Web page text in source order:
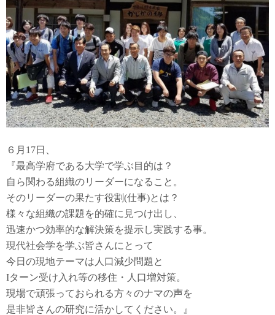
６月17日、
『最高学府である大学で学ぶ目的は？
自ら関わる組織のリーダーになること。
そのリーダーの果たす役割(仕事)とは？
様々な組織の課題を的確に見つけ出し、
迅速かつ効率的な解決策を提示し実践する事。
現代社会学を学ぶ皆さんにとって
今日の現地テーマは人口減少問題と
Iターン受け入れ等の移住・人口増対策。
現場で頑張っておられる方々のナマの声を
是非皆さんの研究に活かしてください。』